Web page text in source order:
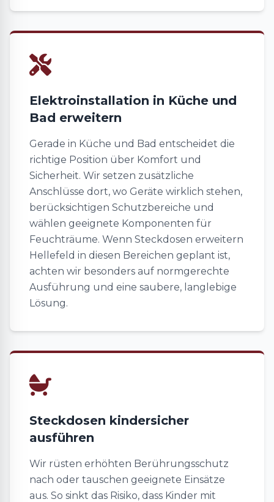
Elektroinstallation in Küche und
Bad erweitern
Gerade in Küche und Bad entscheidet die
richtige Position über Komfort und
Sicherheit. Wir setzen zusätzliche
Anschlüsse dort, wo Geräte wirklich stehen,
berücksichtigen Schutzbereiche und
wählen geeignete Komponenten für
Feuchträume. Wenn Steckdosen erweitern
Hellefeld in diesen Bereichen geplant ist,
achten wir besonders auf normgerechte
Ausführung und eine saubere, langlebige
Lösung.
Steckdosen kindersicher
ausführen
Wir rüsten erhöhten Berührungsschutz
nach oder tauschen geeignete Einsätze
aus. So sinkt das Risiko, dass Kinder mit